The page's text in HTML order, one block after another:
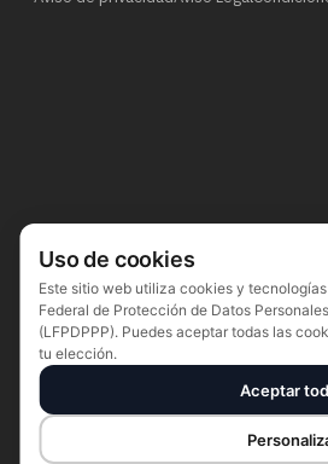
Uso de cookies
Este sitio web utiliza cookies y
Federal de Protección de Datos
(LFPDPPP). Puedes aceptar todas las
tu elección.
Aceptar